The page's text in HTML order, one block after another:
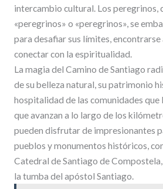
intercambio cultural. Los peregrinos,
«peregrinos» o «peregrinos», se
para desafiar sus límites, encontrarse
conectar con la espiritualidad.
La magia del Camino de Santiago
de su belleza natural, su patrimonio
hospitalidad de las comunidades que
que avanzan a lo largo de los
pueden disfrutar de impresionantes
pueblos y monumentos históricos,
Catedral de Santiago de
la tumba del apóstol Santiago.